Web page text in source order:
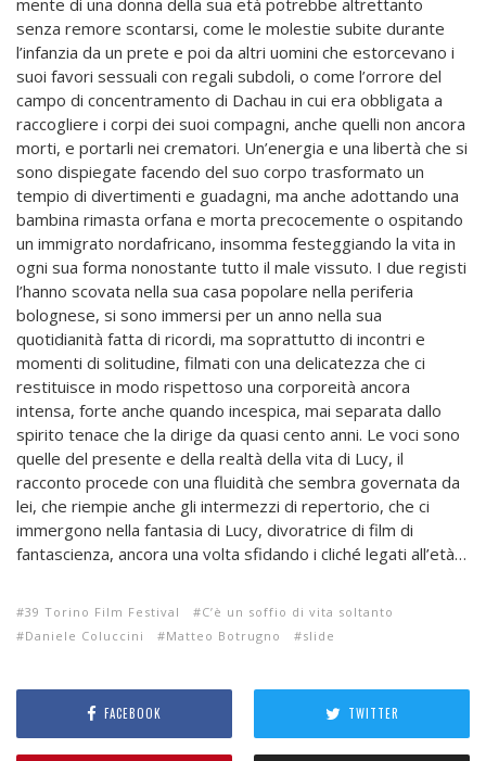
senza remore scontarsi, come le molestie subite durante
l’infanzia da un prete e poi da altri uomini che estorcevano i
suoi favori sessuali con regali subdoli, o come l’orrore del
campo di concentramento di Dachau in cui era obbligata a
raccogliere i corpi dei suoi compagni, anche quelli non ancora
morti, e portarli nei crematori. Un’energia e una libertà che si
sono dispiegate facendo del suo corpo trasformato un
tempio di divertimenti e guadagni, ma anche adottando una
bambina rimasta orfana e morta precocemente o ospitando
un immigrato nordafricano, insomma festeggiando la vita in
ogni sua forma nonostante tutto il male vissuto. I due registi
l’hanno scovata nella sua casa popolare nella periferia
bolognese, si sono immersi per un anno nella sua
quotidianità fatta di ricordi, ma soprattutto di incontri e
momenti di solitudine, filmati con una delicatezza che ci
restituisce in modo rispettoso una corporeità ancora
intensa, forte anche quando incespica, mai separata dallo
spirito tenace che la dirige da quasi cento anni. Le voci sono
quelle del presente e della realtà della vita di Lucy, il
racconto procede con una fluidità che sembra governata da
lei, che riempie anche gli intermezzi di repertorio, che ci
immergono nella fantasia di Lucy, divoratrice di film di
fantascienza, ancora una volta sfidando i cliché legati all’età…
39 Torino Film Festival
C’è un soffio di vita soltanto
Daniele Coluccini
Matteo Botrugno slide
FACEBOOK TWITTER